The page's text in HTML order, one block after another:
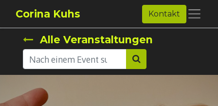
Corina Kuhs Kontakt
Alle Veranstaltungen